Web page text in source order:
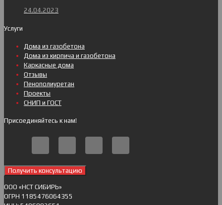
24.04.2023
Услуги
Дома из газобетона
Дома из кирпича и газобетона
Каркасные дома
Отзывы
Пенополиуретан
Проекты
СНИП и ГОСТ
Присоединяйтесь к нам!
Получить консультацию
ОOO «НСТ СИБИРЬ»
ОГРН 1185476064355